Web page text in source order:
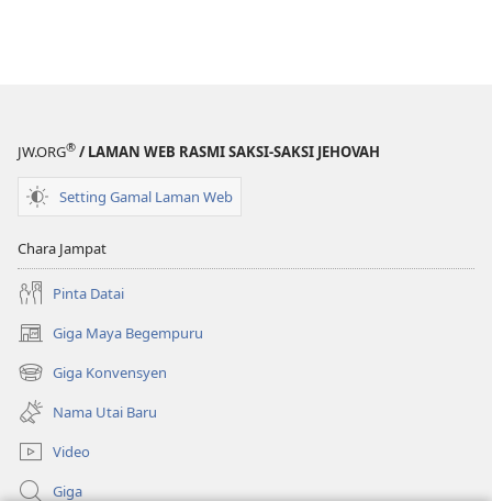
JW.ORG® / LAMAN WEB RASMI SAKSI-SAKSI JEHOVAH
Setting Gamal Laman Web
Chara Jampat
Pinta Datai
Giga Maya Begempuru
(opens
new
window)
Giga Konvensyen
(opens
new
window)
Nama Utai Baru
Video
Giga